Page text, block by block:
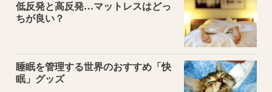
低反発と高反発…マットレスはどっ
ちが良い？
睡眠を管理する世界のおすすめ「快
眠」グッズ